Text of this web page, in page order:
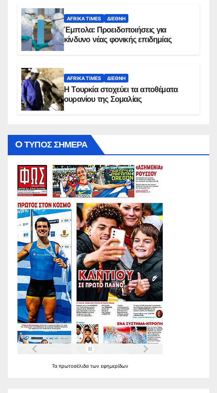
AFRIKA TIMES ΔΙΕΘΝΉ
Έμπολα: Προειδοποιήσεις για
κίνδυνο νέας φονικής επιδημίας
AFRIKA TIMES ΔΙΕΘΝΉ
Η Τουρκία στοχεύει τα αποθέματα
ουρανίου της Σομαλίας
O ΤΥΠΟΣ ΣΗΜΕΡΑ
Τα πρωτοσέλιδα των εφημερίδων